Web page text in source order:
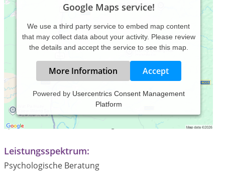
Google Maps service!
We use a third party service to embed map content
that may collect data about your activity. Please review
the details and accept the service to see this map.
More Information Accept
Powered by Usercentrics Consent Management
Platform
Praxiszeiten:
Sprechzeiten nach Vereinbarung
Leistungsspektrum:
Psychologische Beratung